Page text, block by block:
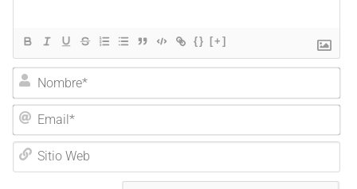
{} [+]
Nombre*
Email*